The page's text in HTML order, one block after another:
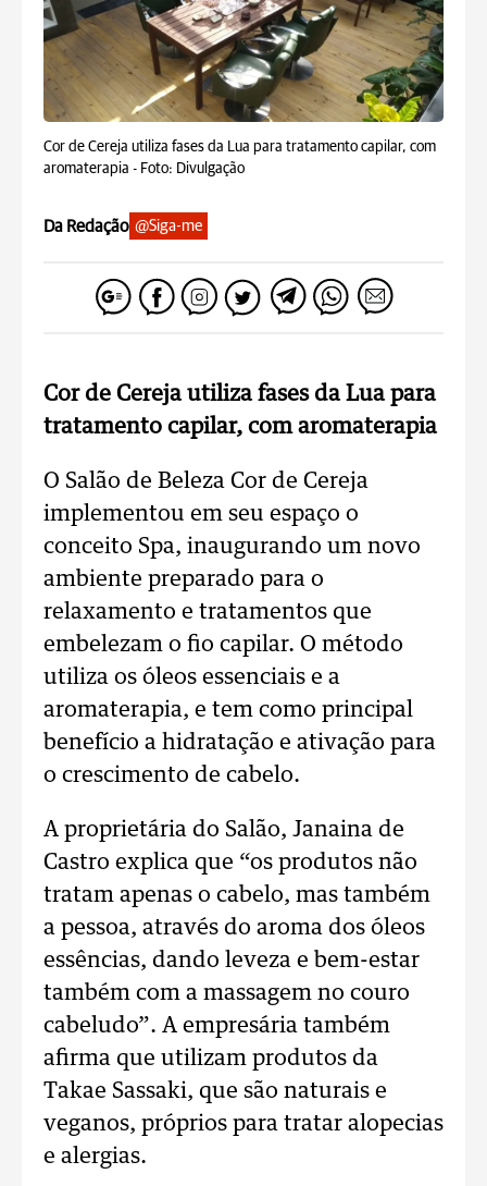
Cor de Cereja utiliza fases da Lua para tratamento capilar, com
aromaterapia - Foto: Divulgação
Da Redação @Siga-me
Cor de Cereja utiliza fases da Lua para
tratamento capilar, com aromaterapia
O Salão de Beleza Cor de Cereja
implementou em seu espaço o
conceito Spa, inaugurando um novo
ambiente preparado para o
relaxamento e tratamentos que
embelezam o fio capilar. O método
utiliza os óleos essenciais e a
aromaterapia, e tem como principal
benefício a hidratação e ativação para
o crescimento de cabelo.
A proprietária do Salão, Janaina de
Castro explica que “os produtos não
tratam apenas o cabelo, mas também
a pessoa, através do aroma dos óleos
essências, dando leveza e bem-estar
também com a massagem no couro
cabeludo”. A empresária também
afirma que utilizam produtos da
Takae Sassaki, que são naturais e
veganos, próprios para tratar alopecias
e alergias.